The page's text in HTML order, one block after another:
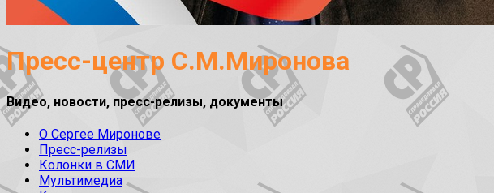
Пресс-центр С.М.Миронова
Видео, новости, пресс-релизы, документы
О Сергее Миронове
Пресс-релизы
Колонки в СМИ
Мультимедиа